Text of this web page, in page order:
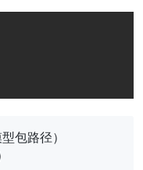
包路径）